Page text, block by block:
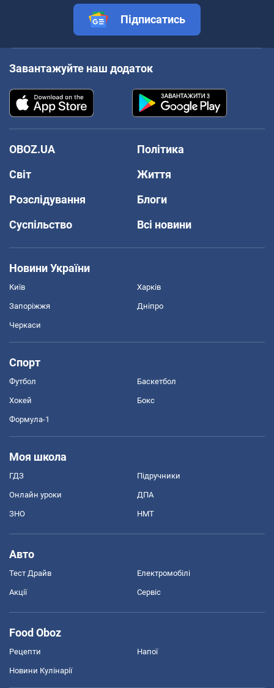
Підписатись
Завантажуйте наш додаток
OBOZ.UA
Політика
Світ
Життя
Розслідування
Блоги
Суспільство
Всі новини
Новини України
Київ Харків
Запоріжжя Дніпро
Черкаси
Спорт
Футбол Баскетбол
Хокей Бокс
Формула-1
Моя школа
ГДЗ Підручники
Онлайн уроки ДПА
ЗНО НМТ
Авто
Тест Драйв Електромобілі
Акції Сервіс
Food Oboz
Рецепти Напої
Новини Кулінарії